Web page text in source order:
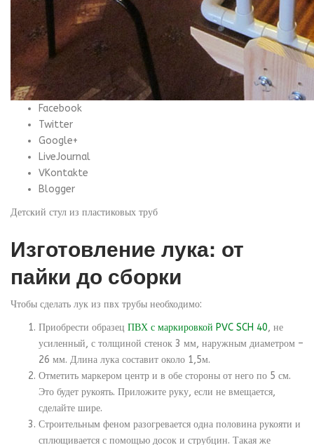
Facebook
Twitter
Google+
LiveJournal
VKontakte
Blogger
Детский стул из пластиковых труб
Изготовление лука: от
пайки до сборки
Чтобы сделать лук из пвх трубы необходимо:
Приобрести образец ПВХ с маркировкой PVC SCH 40, не
усиленный, с толщиной стенок 3 мм, наружным диаметром –
26 мм. Длина лука составит около 1,5м.
Отметить маркером центр и в обе стороны от него по 5 см.
Это будет рукоять. Приложите руку, если не вмещается,
сделайте шире.
Строительным феном разогревается одна половина рукояти и
сплющивается с помощью досок и струбцин. Такая же